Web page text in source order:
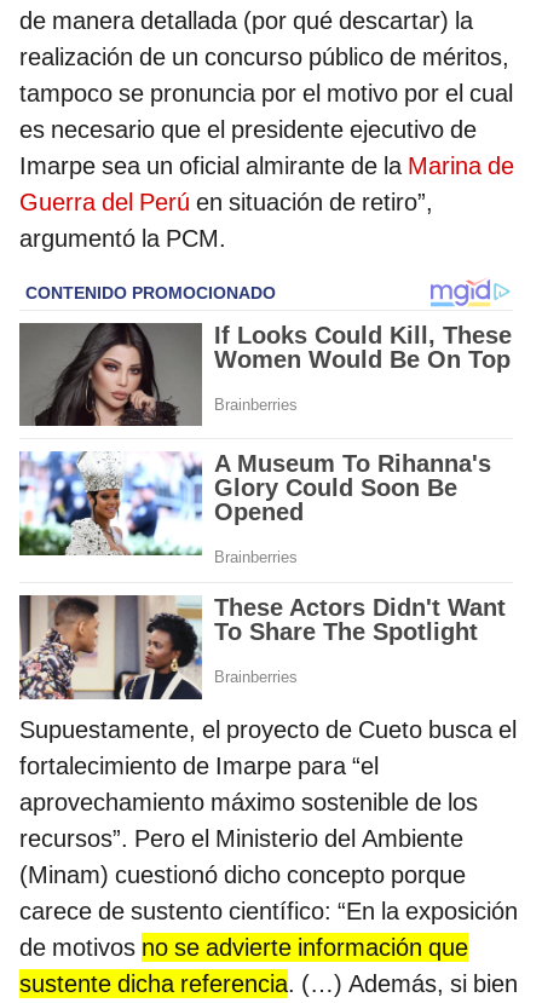
de manera detallada (por qué descartar) la
realización de un concurso público de méritos,
tampoco se pronuncia por el motivo por el cual
es necesario que el presidente ejecutivo de
Imarpe sea un oficial almirante de la Marina de
Guerra del Perú en situación de retiro”,
argumentó la PCM.
Supuestamente, el proyecto de Cueto busca el
fortalecimiento de Imarpe para “el
aprovechamiento máximo sostenible de los
recursos”. Pero el Ministerio del Ambiente
(Minam) cuestionó dicho concepto porque
carece de sustento científico: “En la exposición
de motivos no se advierte información que
sustente dicha referencia. (…) Además, si bien